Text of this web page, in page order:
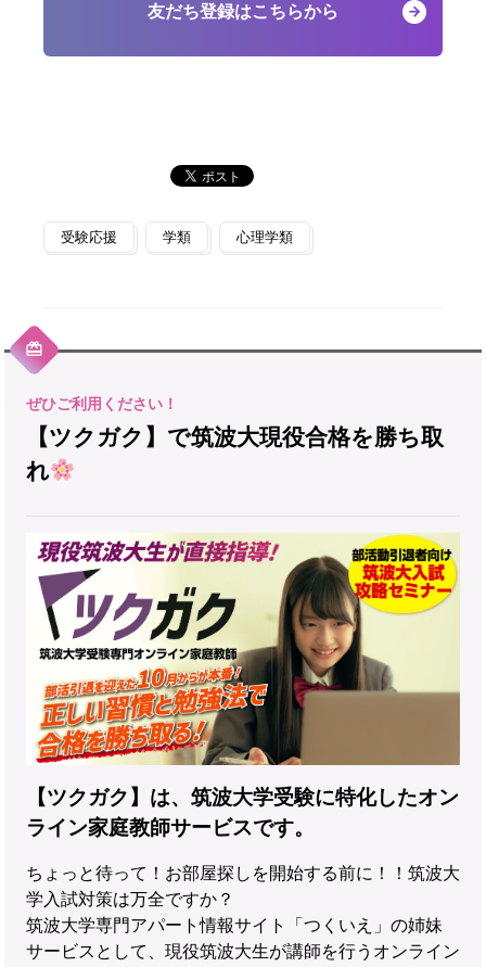
友だち登録はこちらから
受験応援 学類 心理学類
【ツクガク】で筑波大現役合格を勝ち取
れ
【ツクガク】は、筑波大学受験に特化したオン
ライン家庭教師サービスです。
ちょっと待って！お部屋探しを開始する前に！！筑波大
学入試対策は万全ですか？
筑波大学専門アパート情報サイト「つくいえ」の姉妹
サービスとして、現役筑波大生が講師を行うオンライン